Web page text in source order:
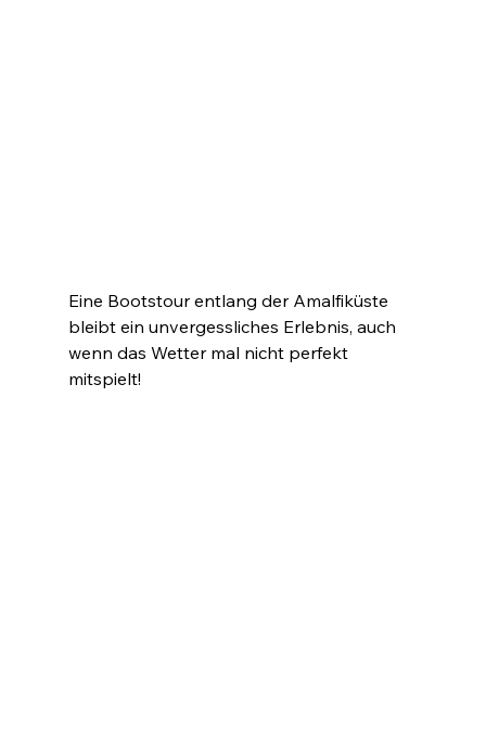
Eine Bootstour entlang der Amalfiküste
bleibt ein unvergessliches Erlebnis, auch
wenn das Wetter mal nicht perfekt
mitspielt!